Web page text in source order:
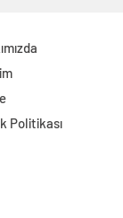
Politikası